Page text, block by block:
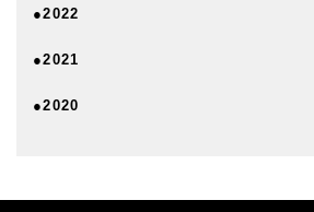
●2022
●2021
●2020